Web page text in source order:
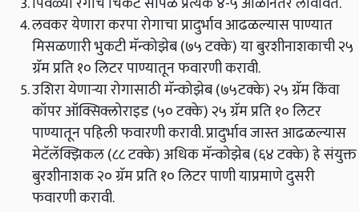
लवकर येणारा करपा रोगाचा प्रादुर्भाव आढळल्यास पाण्यात
मिसळणारी भुकटी मॅन्कोझेब (७५ टक्के) या बुरशीनाशकाची २५
ग्रॅम प्रति १० लिटर पाण्यातून फवारणी करावी.
उशिरा येणाऱ्या रोगासाठी मॅन्कोझेब (७५टक्के) २५ ग्रॅम किंवा
कॉपर ऑक्सिक्लोराइड (५० टक्के) २५ ग्रॅम प्रति १० लिटर
पाण्यातून पहिली फवारणी करावी. प्रादुर्भाव जास्त आढळल्यास
मेटॅलॅक्झिकल (८८ टक्के) अधिक मॅन्कोझेब (६४ टक्के) हे संयुक्त
बुरशीनाशक २० ग्रॅम प्रति १० लिटर पाणी याप्रमाणे दुसरी
फवारणी करावी.